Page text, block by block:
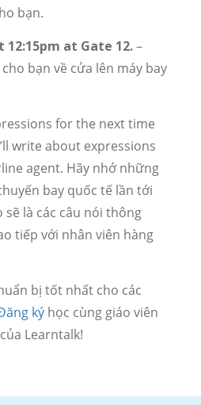
bạn.
at Gate 12.–
bạn về cửa lên máy bay
for the next time
write about expressions
agent. Hãy nhớ những
bay quốc tế lần tới
sẽ là các câu nói thông
tiếp với nhân viên hàng
bị tốt nhất cho các
ký học cùng giáo viên
Learntalk!